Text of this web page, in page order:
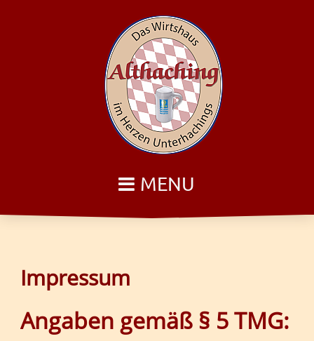
MENU
Impressum
Angaben gemäß § 5 TMG: